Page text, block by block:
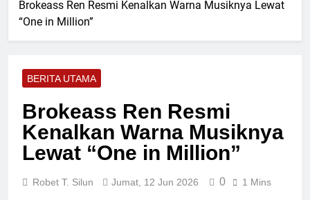
Iptu Fifriki Candra Turun ke
Kapolres Pasaman Barat
19 Jam Lalu
Bulan Bakti Pramuka 2026,
Lapas Pasir Pengaraian
Perkuat Sinergi dengan
Pemkab Rohul
19 Jam Lalu
Kadis PUPR Rohul Pimpin
Bakti Sosial, Daur Ulang
Berlubang
19 Jam Lalu
Brokeass Ren Resmi Kenalkan Warna Musiknya Lewat
“One in Million”
BERITA UTAMA
Brokeass Ren Resmi
Kenalkan Warna Musiknya
Lewat “One in Million”
Robet T. Silun Jumat, 12 Jun 2026 0 1 Mins